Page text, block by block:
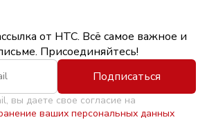
от НТС. Всё самое важное и
Присоединяйтесь!
Подписаться
вы даете свое согласие на
ваших персональных данных